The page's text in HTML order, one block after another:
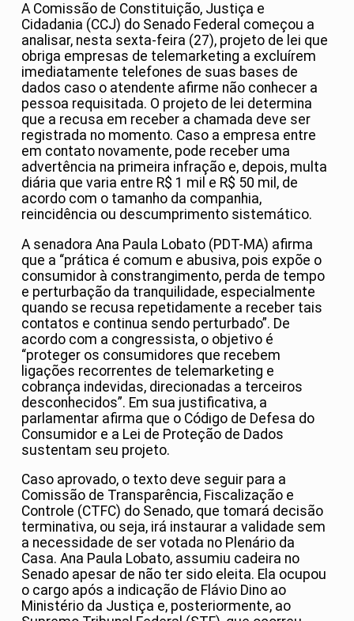
A Comissão de Constituição, Justiça e
Cidadania (CCJ) do Senado Federal começou a
analisar, nesta sexta-feira (27), projeto de lei que
obriga empresas de telemarketing a excluírem
imediatamente telefones de suas bases de
dados caso o atendente afirme não conhecer a
pessoa requisitada. O projeto de lei determina
que a recusa em receber a chamada deve ser
registrada no momento. Caso a empresa entre
em contato novamente, pode receber uma
advertência na primeira infração e, depois, multa
diária que varia entre R$ 1 mil e R$ 50 mil, de
acordo com o tamanho da companhia,
reincidência ou descumprimento sistemático.
A senadora Ana Paula Lobato (PDT-MA) afirma
que a “prática é comum e abusiva, pois expõe o
consumidor à constrangimento, perda de tempo
e perturbação da tranquilidade, especialmente
quando se recusa repetidamente a receber tais
contatos e continua sendo perturbado”. De
acordo com a congressista, o objetivo é
“proteger os consumidores que recebem
ligações recorrentes de telemarketing e
cobrança indevidas, direcionadas a terceiros
desconhecidos”. Em sua justificativa, a
parlamentar afirma que o Código de Defesa do
Consumidor e a Lei de Proteção de Dados
sustentam seu projeto.
Caso aprovado, o texto deve seguir para a
Comissão de Transparência, Fiscalização e
Controle (CTFC) do Senado, que tomará decisão
terminativa, ou seja, irá instaurar a validade sem
a necessidade de ser votada no Plenário da
Casa. Ana Paula Lobato, assumiu cadeira no
Senado apesar de não ter sido eleita. Ela ocupou
o cargo após a indicação de Flávio Dino ao
Ministério da Justiça e, posteriormente, ao